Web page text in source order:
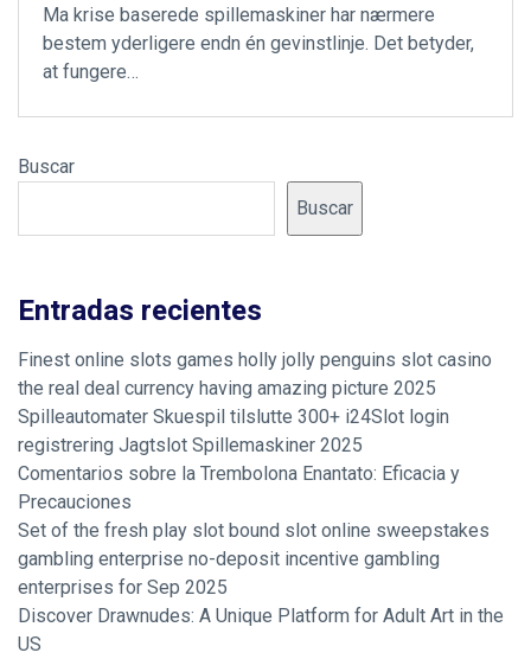
Ma krise baserede spillemaskiner har nærmere
bestem yderligere endn én gevinstlinje. Det betyder,
at fungere…
Buscar
Buscar
Entradas recientes
Finest online slots games holly jolly penguins slot casino
the real deal currency having amazing picture 2025
Spilleautomater Skuespil tilslutte 300+ i24Slot login
registrering Jagtslot Spillemaskiner 2025
Comentarios sobre la Trembolona Enantato: Eficacia y
Precauciones
Set of the fresh play slot bound slot online sweepstakes
gambling enterprise no-deposit incentive gambling
enterprises for Sep 2025
Discover Drawnudes: A Unique Platform for Adult Art in the
US